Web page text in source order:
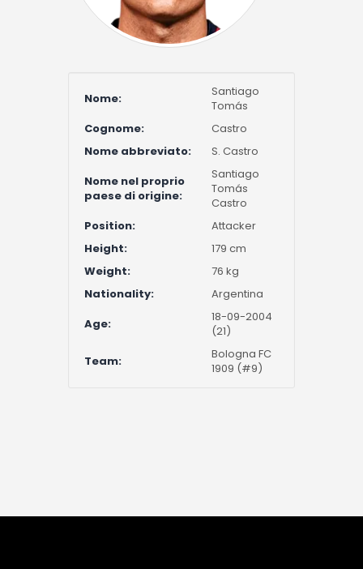
Nome:
Santiago
Tomás
Cognome:
Castro
Nome abbreviato:
S. Castro
Nome nel proprio
paese di origine:
Santiago
Tomás
Castro
Position:
Attacker
Height:
179 cm
Weight:
76 kg
Nationality:
Argentina
Age:
18-09-2004
(21)
Team:
Bologna FC
1909 (#9)